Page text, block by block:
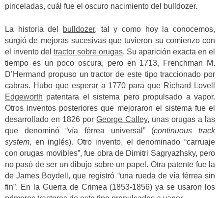
pinceladas, cuál fue el oscuro nacimiento del bulldozer.
La historia del bulldozer, tal y como hoy la conocemos,
surgió de mejoras sucesivas que tuvieron su comienzo con
el invento del tractor sobre orugas. Su aparición exacta en el
tiempo es un poco oscura, pero en 1713, Frenchman M.
D’Hermand propuso un tractor de este tipo traccionado por
cabras. Hubo que esperar a 1770 para que Richard Lovell
Edgeworth patentara el sistema pero propulsado a vapor.
Otros inventos posteriores que mejoraron el sistema fue el
desarrollado en 1826 porGeorge Calley, unas orugas a las
que denominó “vía férrea universal” (continuous track
system, en inglés). Otro invento, el denominado “carruaje
con orugas movibles”, fue obra de Dimitri Sagryazhsky, pero
no pasó de ser un dibujo sobre un papel. Otra patente fue la
de James Boydell, que registró “una rueda de vía férrea sin
fin”. En la Guerra de Crimea (1853-1856) ya se usaron los